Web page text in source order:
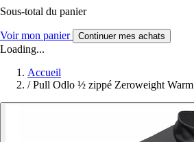
Sous-total du panier
Voir mon panier Continuer mes achats
Loading...
Accueil
/ Pull Odlo ½ zippé Zeroweight Warm